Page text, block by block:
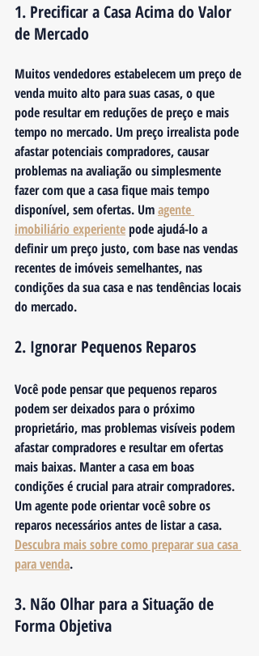
1. Precificar a Casa Acima do Valor
de Mercado
Muitos vendedores estabelecem um preço de
venda muito alto para suas casas, o que
pode resultar em reduções de preço e mais
tempo no mercado. Um preço irrealista pode
afastar potenciais compradores, causar
problemas na avaliação ou simplesmente
fazer com que a casa fique mais tempo
disponível, sem ofertas. Um agente
imobiliário experiente pode ajudá-lo a
definir um preço justo, com base nas vendas
recentes de imóveis semelhantes, nas
condições da sua casa e nas tendências locais
do mercado.
2. Ignorar Pequenos Reparos
Você pode pensar que pequenos reparos
podem ser deixados para o próximo
proprietário, mas problemas visíveis podem
afastar compradores e resultar em ofertas
mais baixas. Manter a casa em boas
condições é crucial para atrair compradores.
Um agente pode orientar você sobre os
reparos necessários antes de listar a casa.
Descubra mais sobre como preparar sua casa
para venda.
3. Não Olhar para a Situação de
Forma Objetiva